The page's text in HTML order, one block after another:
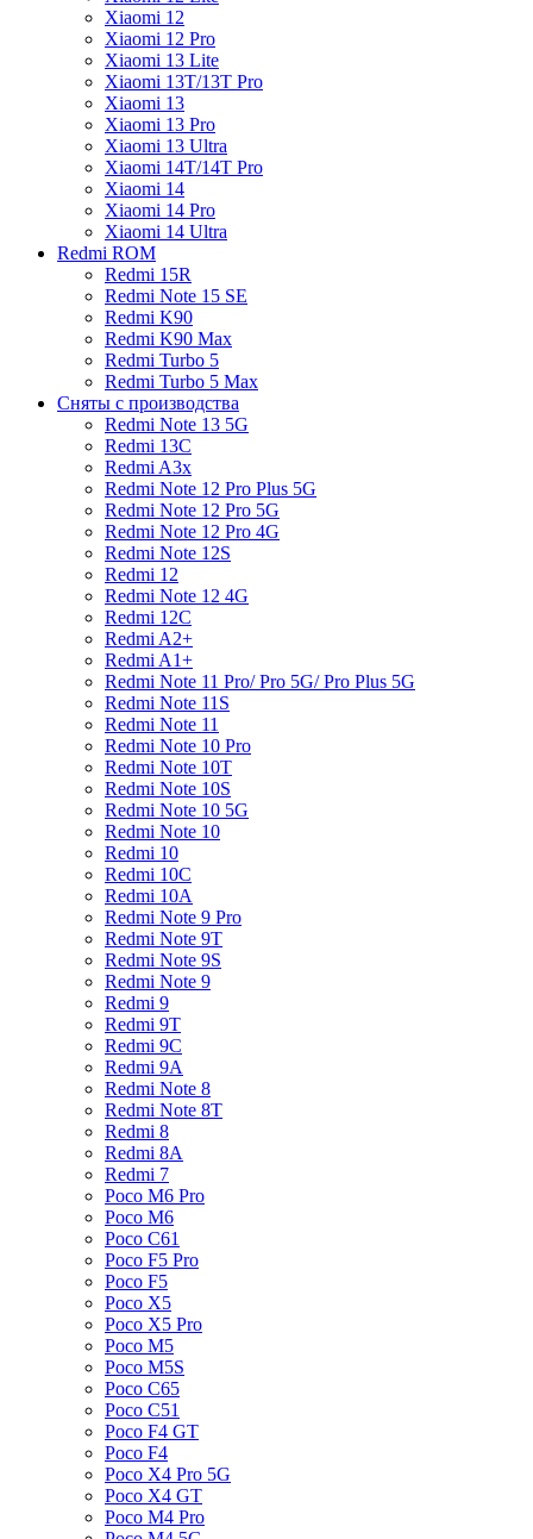
Xiaomi 12
Xiaomi 12 Pro
Xiaomi 13 Lite
Xiaomi 13T/13T Pro
Xiaomi 13
Xiaomi 13 Pro
Xiaomi 13 Ultra
Xiaomi 14T/14T Pro
Xiaomi 14
Xiaomi 14 Pro
Xiaomi 14 Ultra
Redmi ROM
Redmi 15R
Redmi Note 15 SE
Redmi K90
Redmi K90 Max
Redmi Turbo 5
Redmi Turbo 5 Max
Сняты с производства
Redmi Note 13 5G
Redmi 13C
Redmi A3x
Redmi Note 12 Pro Plus 5G
Redmi Note 12 Pro 5G
Redmi Note 12 Pro 4G
Redmi Note 12S
Redmi 12
Redmi Note 12 4G
Redmi 12C
Redmi A2+
Redmi A1+
Redmi Note 11 Pro/ Pro 5G/ Pro Plus 5G
Redmi Note 11S
Redmi Note 11
Redmi Note 10 Pro
Redmi Note 10T
Redmi Note 10S
Redmi Note 10 5G
Redmi Note 10
Redmi 10
Redmi 10C
Redmi 10A
Redmi Note 9 Pro
Redmi Note 9T
Redmi Note 9S
Redmi Note 9
Redmi 9
Redmi 9T
Redmi 9C
Redmi 9A
Redmi Note 8
Redmi Note 8T
Redmi 8
Redmi 8A
Redmi 7
Poco M6 Pro
Poco M6
Poco C61
Poco F5 Pro
Poco F5
Poco X5
Poco X5 Pro
Poco M5
Poco M5S
Poco C65
Poco C51
Poco F4 GT
Poco F4
Poco X4 Pro 5G
Poco X4 GT
Poco M4 Pro